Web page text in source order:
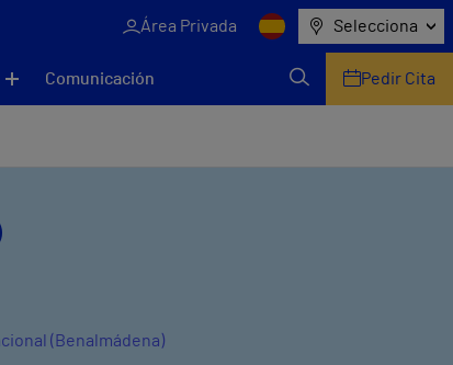
Área Privada Selecciona
Comunicación Pedir Cita
(Benalmádena)